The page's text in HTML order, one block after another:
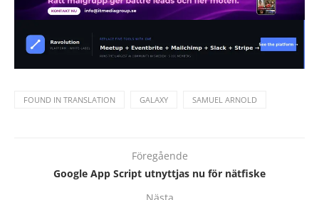
FOUND IN TRANSLATION GALAXY SAMUEL ARNOLD
Föregående
Google App Script utnyttjas nu för nätfiske